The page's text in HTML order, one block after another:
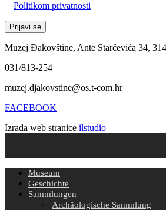
Politikom privatnosti
Muzej Đakovštine, Ante Starčevića 34,
031/813-254
muzej.djakovstine@os.t-com.hr
FACEBOOK
Izrada web stranice ilstudio
Museum
Geschichte
Sammlungen
Archäologische Sammlung